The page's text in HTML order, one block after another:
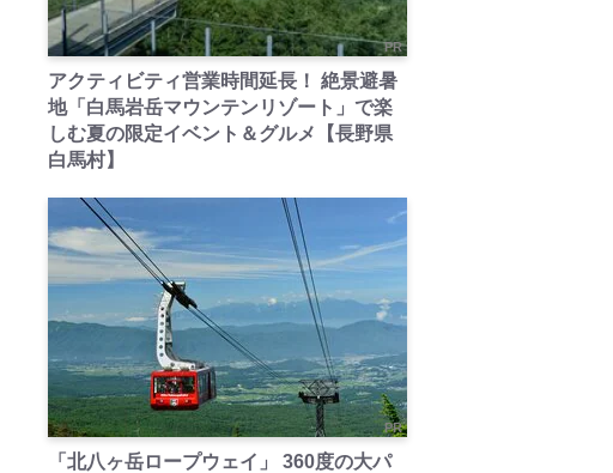
PR
アクティビティ営業時間延長！ 絶景避暑
地「白馬岩岳マウンテンリゾート」で楽
しむ夏の限定イベント＆グルメ【長野県
白馬村】
PR
「北八ヶ岳ロープウェイ」 360度の大パ